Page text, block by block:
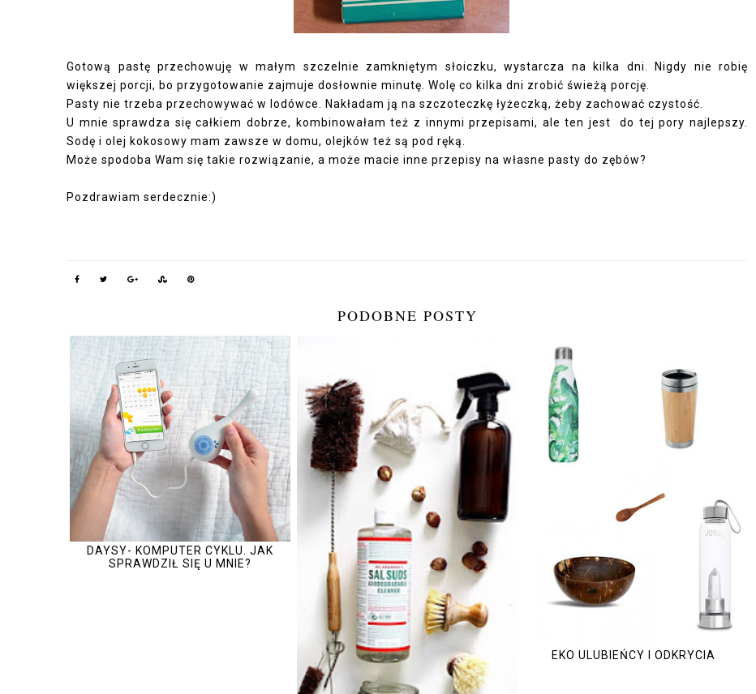
Gotową pastę przechowuję w małym szczelnie zamkniętym słoiczku, wystarcza na kilka dni. Nigdy nie robię
większej porcji, bo przygotowanie zajmuje dosłownie minutę. Wolę co kilka dni zrobić świeżą porcję.
Pasty nie trzeba przechowywać w lodówce. Nakładam ją na szczoteczkę łyżeczką, żeby zachować czystość.
U mnie sprawdza się całkiem dobrze, kombinowałam też z innymi przepisami, ale ten jest do tej pory najlepszy.
Sodę i olej kokosowy mam zawsze w domu, olejków też są pod ręką.
Może spodoba Wam się takie rozwiązanie, a może macie inne przepisy na własne pasty do zębów?
Pozdrawiam serdecznie:)
PODOBNE POSTY
DAYSY- KOMPUTER CYKLU. JAK
SPRAWDZIŁ SIĘ U MNIE?
EKO ULUBIEŃCY I ODKRYCIA